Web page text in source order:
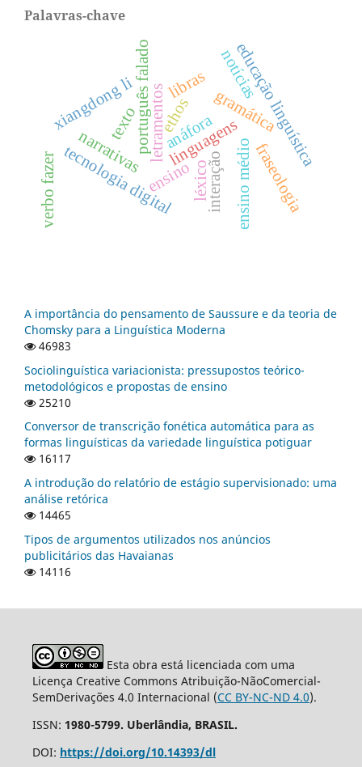
Palavras-chave
linguagens
letramentos
ensino
tecnologia digital
gramática
português falado
texto educação linguística
xiangdong li
narrativas interação
verbo fazer
anáfora
ensino médio
ethos
fraseologia
léxico
libras notícias
A importância do pensamento de Saussure e da teoria de
Chomsky para a Linguística Moderna
46983
Sociolinguística variacionista: pressupostos teórico-
metodológicos e propostas de ensino
25210
Conversor de transcrição fonética automática para as
formas linguísticas da variedade linguística potiguar
16117
A introdução do relatório de estágio supervisionado: uma
análise retórica
14465
Tipos de argumentos utilizados nos anúncios
publicitários das Havaianas
14116
Esta obra está licenciada com uma
Licença Creative Commons Atribuição-NãoComercial-
SemDerivações 4.0 Internacional (CC BY-NC-ND 4.0).
ISSN: 1980-5799. Uberlândia, BRASIL.
DOI: https://doi.org/10.14393/dl